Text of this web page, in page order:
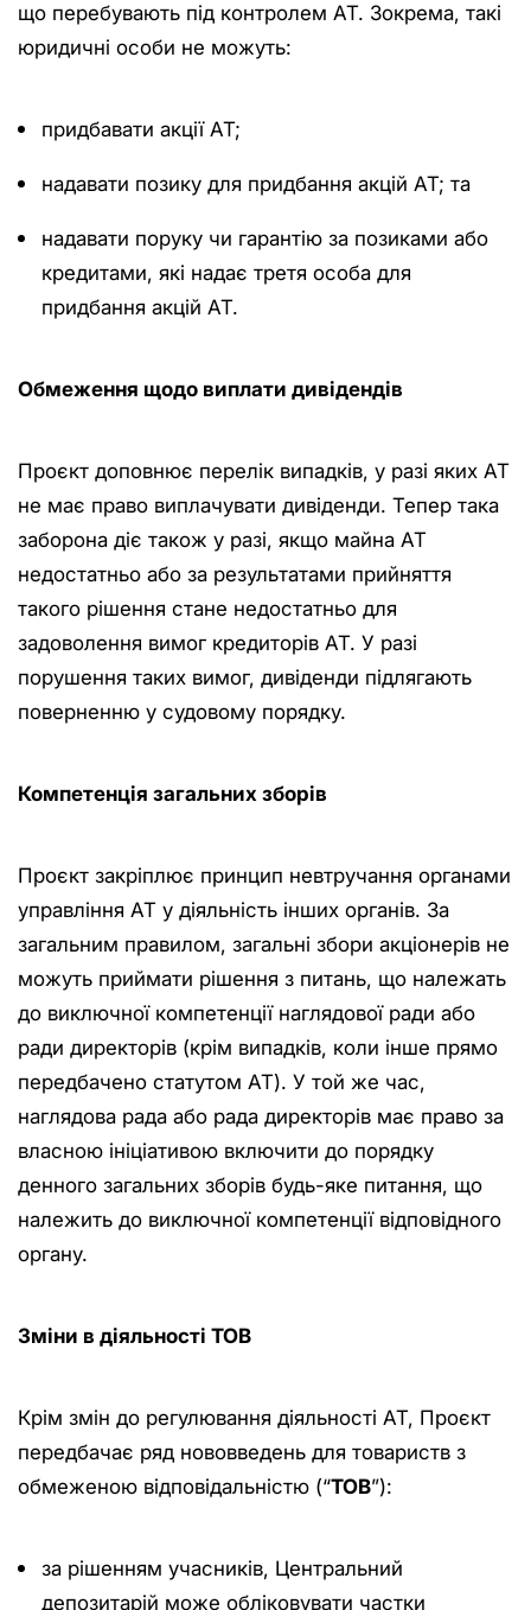
що перебувають під контролем АТ. Зокрема, такі
юридичні особи не можуть:
придбавати акції АТ;
надавати позику для придбання акцій АТ; та
надавати поруку чи гарантію за позиками або
кредитами, які надає третя особа для
придбання акцій АТ.
Обмеження щодо виплати дивідендів
Проєкт доповнює перелік випадків, у разі яких АТ
не має право виплачувати дивіденди. Тепер така
заборона діє також у разі, якщо майна АТ
недостатньо або за результатами прийняття
такого рішення стане недостатньо для
задоволення вимог кредиторів АТ. У разі
порушення таких вимог, дивіденди підлягають
поверненню у судовому порядку.
Компетенція загальних зборів
Проєкт закріплює принцип невтручання органами
управління АТ у діяльність інших органів. За
загальним правилом, загальні збори акціонерів не
можуть приймати рішення з питань, що належать
до виключної компетенції наглядової ради або
ради директорів (крім випадків, коли інше прямо
передбачено статутом АТ). У той же час,
наглядова рада або рада директорів має право за
власною ініціативою включити до порядку
денного загальних зборів будь-яке питання, що
належить до виключної компетенції відповідного
органу.
Зміни в діяльності ТОВ
Крім змін до регулювання діяльності АТ, Проєкт
передбачає ряд нововведень для товариств з
обмеженою відповідальністю (“ТОВ”):
за рішенням учасників, Центральний
депозитарій може обліковувати частки